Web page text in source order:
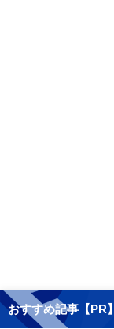
おすすめ記事【PR】